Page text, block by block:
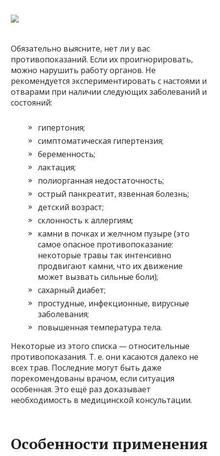
Обязательно выясните, нет ли у вас
противопоказаний. Если их проигнорировать,
можно нарушить работу органов. Не
рекомендуется экспериментировать с настоями и
отварами при наличии следующих заболеваний и
состояний:
гипертония;
симптоматическая гипертензия;
беременность;
лактация;
полиорганная недостаточность;
острый панкреатит, язвенная болезнь;
детский возраст;
склонность к аллергиям;
камни в почках и желчном пузыре (это
самое опасное противопоказание:
некоторые травы так интенсивно
продвигают камни, что их движение
может вызвать сильные боли);
сахарный диабет;
простудные, инфекционные, вирусные
заболевания;
повышенная температура тела.
Некоторые из этого списка — относительные
противопоказания. Т. е. они касаются далеко не
всех трав. Последние могут быть даже
порекомендованы врачом, если ситуация
особенная. Это ещё раз доказывает
необходимость в медицинской консультации.
Особенности применения